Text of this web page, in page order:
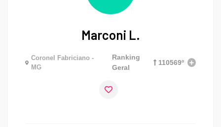
Marconi L.
Coronel Fabriciano -
MG
Ranking
Geral
110569º